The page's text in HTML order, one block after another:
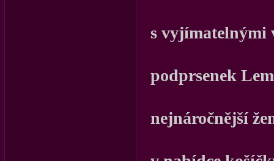
s vyjímatelnými
podprsenek
nejnáročnější